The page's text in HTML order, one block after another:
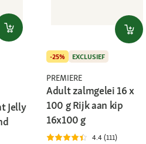
Jelly
-25% EXCLUSIEF
PREMIERE
Adult zalmgelei 16 x
100 g Rijk aan kip
16x100 g
4.4 (111)